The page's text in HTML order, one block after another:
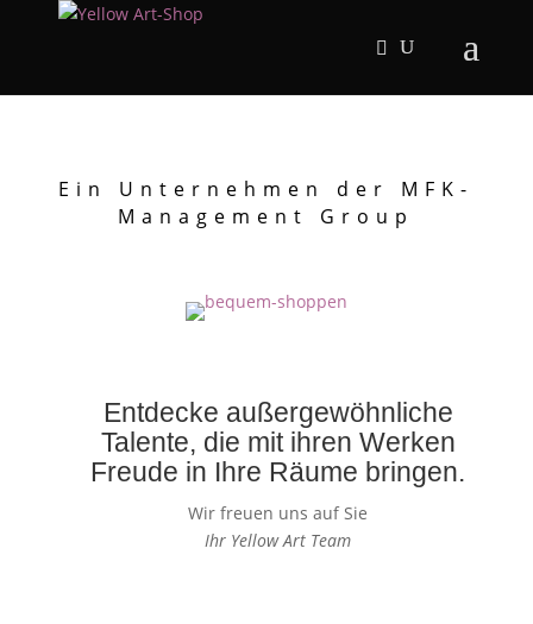
Ein Unternehmen der MFK-
Management Group
Entdecke außergewöhnliche
Talente, die mit ihren Werken
Freude in Ihre Räume bringen.
Wir freuen uns auf Sie
Ihr Yellow Art Team